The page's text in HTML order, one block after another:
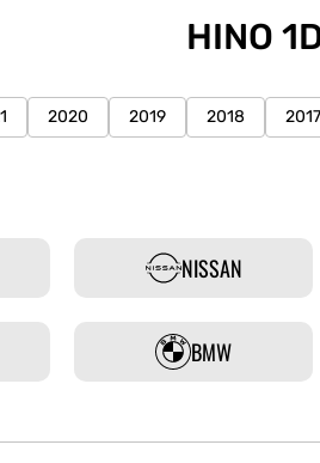
HINO
2020 2019 2018 2017
NISSAN
BMW